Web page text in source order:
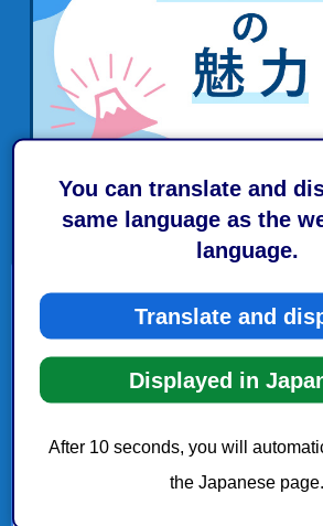
You can translate and
same language as the
language.
Translate and
Displayed in
After 10 seconds, you will
the Japanese page.
市政情報
市政情報の新着・更新履歴